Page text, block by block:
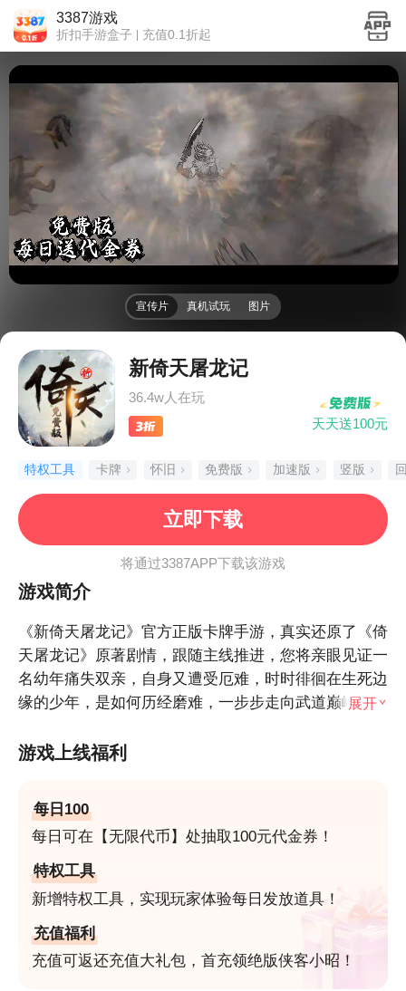
3387游戏
折扣手游盒子 充值0.1折起
宣传片 真机试玩 图片
新倚天屠龙记
36.4w人在玩
3折 天天送100元
特权工具 卡牌 怀旧 免费版 加速版 竖版
立即下载
将通过3387APP下载该游戏
游戏简介
《新倚天屠龙记》官方正版卡牌手游，真实还原了《倚
天屠龙记》原著剧情，跟随主线推进，您将亲眼见证一
名幼年痛失双亲，自身又遭受厄难，时时徘徊在生死边
缘的少年，是如何历经磨难，一步步走向武道巅峰，最
展开
游戏上线福利
每日100
每日可在【无限代币】处抽取100元代金券！
特权工具
新增特权工具，实现玩家体验每日发放道具！
充值福利
充值可返还充值大礼包，首充领绝版侠客小昭！